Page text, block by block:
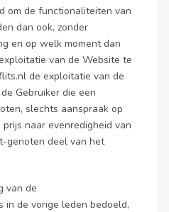
om de functionaliteiten van
dan ook, zonder
en op welk moment dan
van de Website te
de exploitatie van de
Gebruiker die een
slechts aanspraak op
naar evenredigheid van
genoten deel van het
van de
in de vorige leden bedoeld,